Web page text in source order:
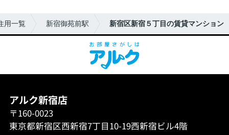
用一覧 新宿御苑前駅 新宿区新宿５丁目の賃貸マンション
アルク新宿店
〒160-0023
東京都新宿区西新宿7丁目10-19西新宿ビル4階